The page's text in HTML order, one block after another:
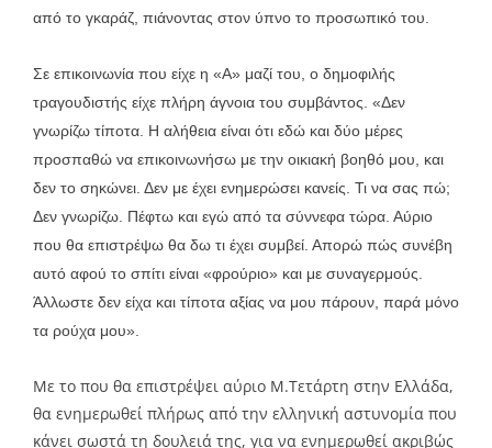
από το γκαράζ, πιάνοντας στον ύπνο το προσωπικό του.
Σε επικοινωνία που είχε η «Α» μαζί του, ο δημοφιλής
τραγουδιστής είχε πλήρη άγνοια του συμβάντος. «Δεν
γνωρίζω τίποτα. Η αλήθεια είναι ότι εδώ και δύο μέρες
προσπαθώ να επικοινωνήσω με την οικιακή βοηθό μου, και
δεν το σηκώνει. Δεν με έχει ενημερώσει κανείς. Τι να σας πώ;
Δεν γνωρίζω. Πέφτω και εγώ από τα σύννεφα τώρα. Αύριο
που θα επιστρέψω θα δω τι έχει συμβεί. Απορώ πώς συνέβη
αυτό αφού το σπίτι είναι «φρούριο» και με συναγερμούς.
Άλλωστε δεν είχα και τίποτα αξίας να μου πάρουν, παρά μόνο
τα ρούχα μου».
Με το που θα επιστρέψει αύριο Μ.Τετάρτη στην Ελλάδα,
θα ενημερωθεί πλήρως από την ελληνική αστυνομία που
κάνει σωστά τη δουλειά της, για να ενημερωθεί ακριβώς